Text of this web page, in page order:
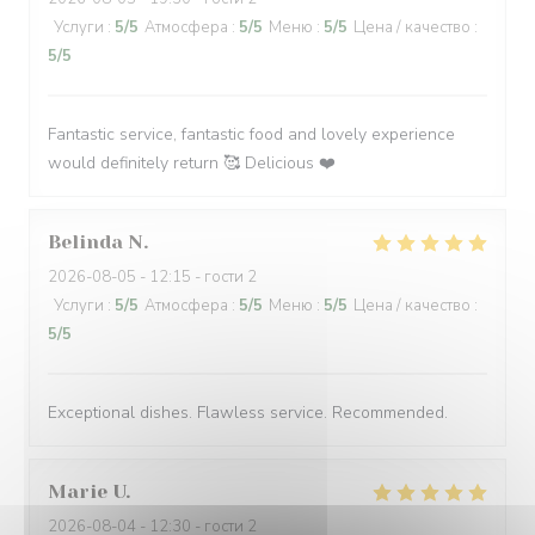
Услуги : 5/5 Атмосфера : 5/5 Меню : 5/5 Цена / качество :
5/5
Fantastic service, fantastic food and lovely experience
would definitely return 🥰 Delicious ❤️
Belinda N
2026-08-05 - 12:15 - гости 2
Услуги : 5/5 Атмосфера : 5/5 Меню : 5/5 Цена / качество :
5/5
Exceptional dishes. Flawless service. Recommended.
Marie U
2026-08-04 - 12:30 - гости 2